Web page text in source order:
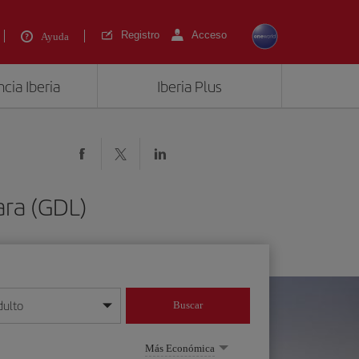
Ayuda Registro Acceso
Iberia Iberia Plus
(GDL)
mes/año
Buscar
Más Económica